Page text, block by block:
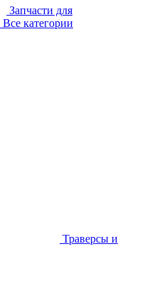
Запчасти для
Все категории
Траверсы и